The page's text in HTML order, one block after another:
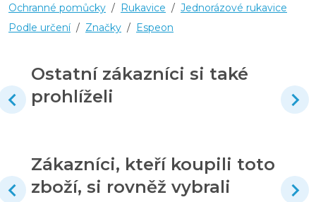
Ochranné pomůcky / Rukavice / Jednorázové rukavice
Podle určení / Značky / Espeon
Ostatní zákazníci si také
prohlíželi
Zákazníci, kteří koupili toto
zboží, si rovněž vybrali